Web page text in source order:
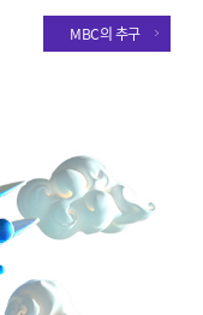
MBC의 추구